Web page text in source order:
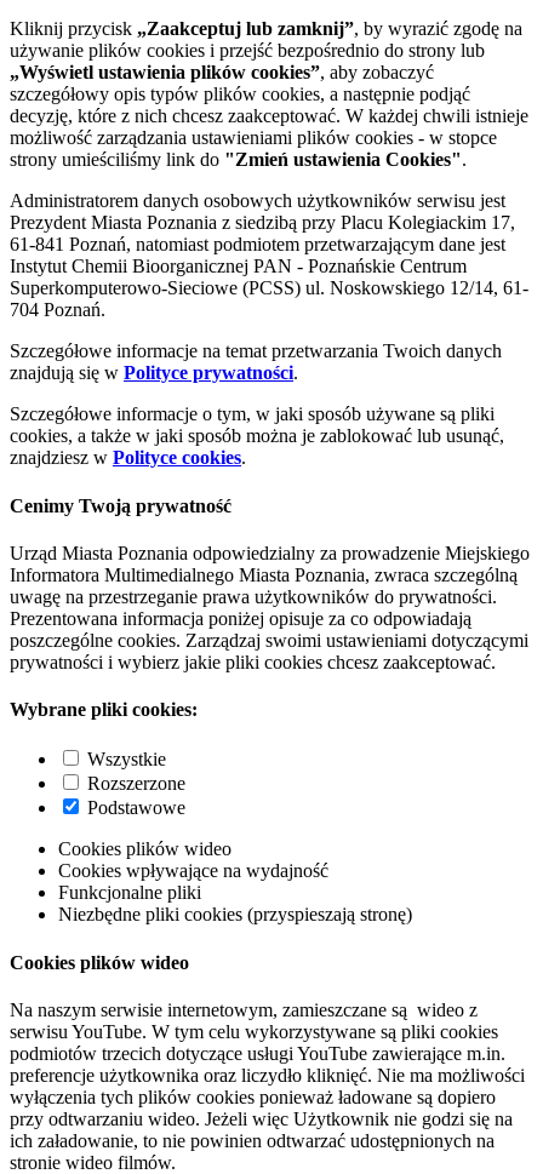
Kliknij przycisk „Zaakceptuj lub zamknij”, by wyrazić zgodę na
używanie plików cookies i przejść bezpośrednio do strony lub
„Wyświetl ustawienia plików cookies”, aby zobaczyć
szczegółowy opis typów plików cookies, a następnie podjąć
decyzję, które z nich chcesz zaakceptować. W każdej chwili istnieje
możliwość zarządzania ustawieniami plików cookies - w stopce
strony umieściliśmy link do "Zmień ustawienia Cookies".
Administratorem danych osobowych użytkowników serwisu jest
Prezydent Miasta Poznania z siedzibą przy Placu Kolegiackim 17,
61-841 Poznań, natomiast podmiotem przetwarzającym dane jest
Instytut Chemii Bioorganicznej PAN - Poznańskie Centrum
Superkomputerowo-Sieciowe (PCSS) ul. Noskowskiego 12/14, 61-
704 Poznań.
Szczegółowe informacje na temat przetwarzania Twoich danych
znajdują się w Polityce prywatności.
Szczegółowe informacje o tym, w jaki sposób używane są pliki
cookies, a także w jaki sposób można je zablokować lub usunąć,
znajdziesz w Polityce cookies.
Cenimy Twoją prywatność
Urząd Miasta Poznania odpowiedzialny za prowadzenie Miejskiego
Informatora Multimedialnego Miasta Poznania, zwraca szczególną
uwagę na przestrzeganie prawa użytkowników do prywatności.
Prezentowana informacja poniżej opisuje za co odpowiadają
poszczególne cookies. Zarządzaj swoimi ustawieniami dotyczącymi
prywatności i wybierz jakie pliki cookies chcesz zaakceptować.
Wybrane pliki cookies:
Wszystkie
Rozszerzone
Podstawowe
Cookies plików wideo
Cookies wpływające na wydajność
Funkcjonalne pliki
Niezbędne pliki cookies (przyspieszają stronę)
Cookies plików wideo
Na naszym serwisie internetowym, zamieszczane są wideo z
serwisu YouTube. W tym celu wykorzystywane są pliki cookies
podmiotów trzecich dotyczące usługi YouTube zawierające m.in.
preferencje użytkownika oraz liczydło kliknięć. Nie ma możliwości
wyłączenia tych plików cookies ponieważ ładowane są dopiero
przy odtwarzaniu wideo. Jeżeli więc Użytkownik nie godzi się na
ich załadowanie, to nie powinien odtwarzać udostępnionych na
stronie wideo filmów.